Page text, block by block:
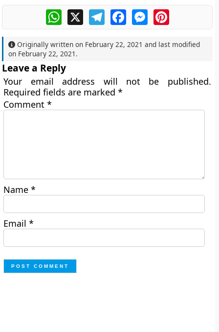
WhatsApp
X TelegramFacebookMessengerPinterest
Originally written on February 22, 2021 and last modified
on February 22, 2021 .
Leave a Reply
Your email address will not be published.
Required fields are marked*
Comment*
Name*
Email*